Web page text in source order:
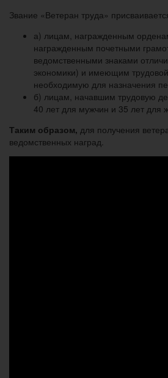
Звание «Ветеран труда»
а) лицам, награжденным
награжденным почетными
ведомственными знаками
экономики) и имеющим
необходимую для назначения
б) лицам, начавшим трудовую
40 лет для мужчин и 35 лет для
Таким образом, для получения
ведомственных наград.